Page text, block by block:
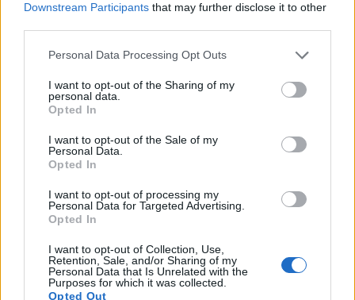
Downstream Participants that may further disclose it to other
Please note that this website/app uses one or more Google
not limited to your visit or usage behaviour. You may click to
grant or deny consent to Google and its third-party tags to
use your data for below specified purposes in below Google
consent section.
Personal Data Processing Opt Outs
I want to opt-out of the Sharing of my
personal data.
Opted In
I want to opt-out of the Sale of my
Personal Data.
Opted In
I want to opt-out of processing my
Personal Data for Targeted Advertising.
Opted In
I want to opt-out of Collection, Use,
Retention, Sale, and/or Sharing of my
Personal Data that Is Unrelated with the
Purposes for which it was collected.
Opted Out
είναι στον αέρα βλέπετε τον εαυτό σας επάνω από
τους άλλους…